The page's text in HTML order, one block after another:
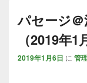
パセージ
（2019年1
2019年1月6日 に 管